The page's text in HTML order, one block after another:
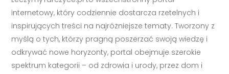
internetowy, który codziennie dostarcza rzetelnych i
inspirujących treści na najróżniejsze tematy. Tworzony z
myślą o tych, którzy pragną poszerzać swoją wiedzę i
odkrywać nowe horyzonty, portal obejmuje szerokie
spektrum kategorii – od zdrowia i urody, przez dom i